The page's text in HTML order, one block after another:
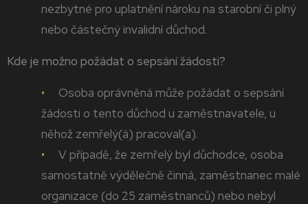
nezbytné pro uplatnění nároku na starobní či plný
nebo částečný invalidní důchod.
Kde je možno požádat o sepsání žádosti?
Osoba oprávněná může požádat o sepsání
žádosti o tento důchod u zaměstnavatele, u
něhož zemřelý(á) pracoval(a).
V případě, že zemřelý byl důchodce, osoba
samostatně výdělečně činná, zaměstnanec malé
organizace (do 25 zaměstnanců) nebo nebyl